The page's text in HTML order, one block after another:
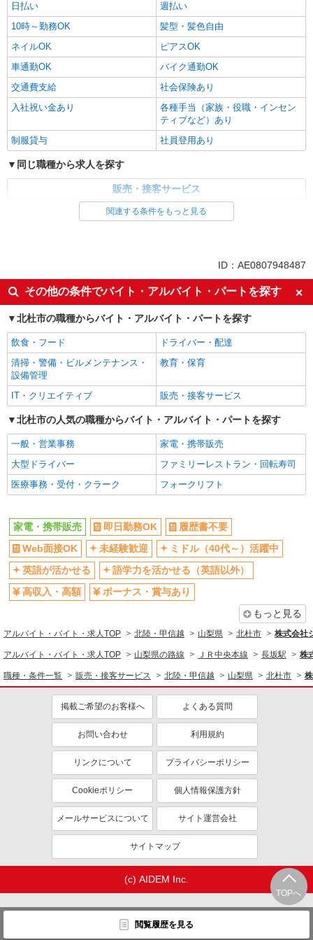
日払い
週払い
10時～勤務OK
髪型・髪色自由
ネイルOK
ピアスOK
車通勤OK
バイク通勤OK
交通費支給
社会保険あり
入社祝い金あり
各種手当（家族・役職・インセン
ティブなど）あり
制服貸与
社員登用あり
同じ職種から求人を探す
販売・接客サービス
英語が活かせる
ボーナス・賞与あり
日払い
車通勤OK
交通費支給
社会保険あり
社員登用あり
関連する条件をもっと見る
ID：AE0807948487
その他の条件でバイト・アルバイト・パートを探す
北杜市の職種からバイト・アルバイト・パートを探す
飲食・フード
ドライバー・配達
清掃・警備・ビルメンテナンス・
設備管理
教育・保育
IT・クリエイティブ 販売・接客サービス
北杜市の人気の職種からバイト・アルバイト・パートを探す
一般・営業事務
家電・携帯販売
大型ドライバー
ファミリーレストラン・回転寿司
医療事務・受付・クラーク
フォークリフト
TOPへ
閲覧履歴を見る
家電・携帯販売 即日勤務OK
履歴書不要
Web面接OK
未経験歓迎
ミドル（40代～）活躍中
英語が活かせる
語学力を活かせる（英語以外）
高収入・高額
ボーナス・賞与あり
もっと見る
アルバイト・バイト・求人TOP 北陸・甲信越 山梨県 北杜市 株式会社
アルバイト・バイト・求人TOP 山梨県の路線 ＪＲ中央本線 長坂駅 株
職種・条件一覧 販売・接客サービス 北陸・甲信越 山梨県 北杜市
掲載ご希望のお客様へ よくある質問
お問い合わせ 利用規約
リンクについて プライバシーポリシー
Cookieポリシー 個人情報保護方針
メールサービスについて サイト運営会社
サイトマップ
(c) AIDEM Inc.